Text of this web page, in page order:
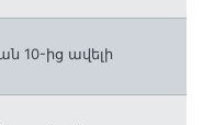
10-ից ավելի